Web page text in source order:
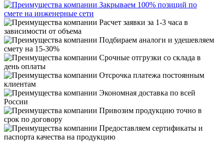
Закрываем 100% позиций по
смете на инженерные сети
Расчет заявки за 1-3 часа в
зависимости от объема
Подбираем аналоги и удешевляем
смету на 15-30%
Срочные отгрузки со склада в
день оплаты
Отсрочка платежа постоянным
клиентам
Экономная доставка по всей
России
Привозим продукцию точно в
срок по договору
Предоставляем сертификаты и
паспорта качества на продукцию